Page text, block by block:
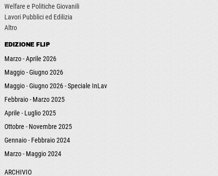
Welfare e Politiche Giovanili
Lavori Pubblici ed Edilizia
Altro
EDIZIONE FLIP
Marzo - Aprile 2026
Maggio - Giugno 2026
Maggio - Giugno 2026 - Speciale InLav
Febbraio - Marzo 2025
Aprile - Luglio 2025
Ottobre - Novembre 2025
Gennaio - Febbraio 2024
Marzo - Maggio 2024
ARCHIVIO